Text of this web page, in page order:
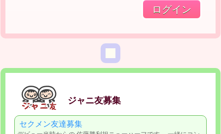
ジャニ友募集
セクメン友達募集